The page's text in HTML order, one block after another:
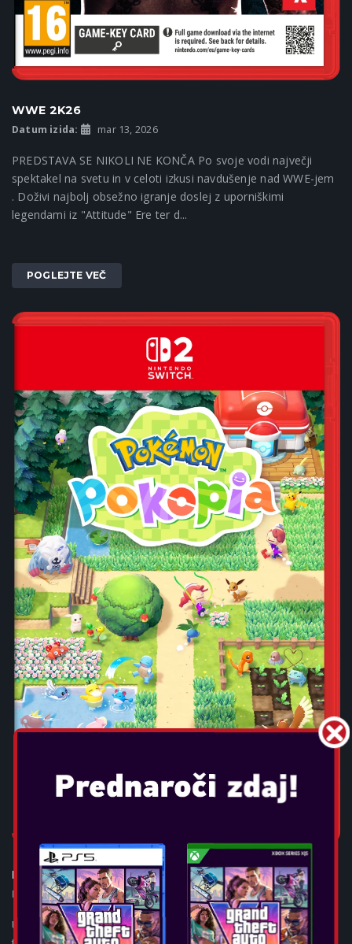
WWE 2K26
Datum izida: mar 13, 2026
PREDSTAVA SE NIKOLI NE KONČA Po svoje vodi največji
spektakel na svetu in v celoti izkusi navdušenje nad WWE-jem
. Doživi najbolj obsežno igranje doslej z uporniškimi
legendami iz "Attitude" Ere ter d...
POGLEJTE VEČ
POKÉMON POKOPIA
Datum izida: mar 5, 2026
Ustvarite prijetna mesta s Pokémoni! Uživajte v umirjenem